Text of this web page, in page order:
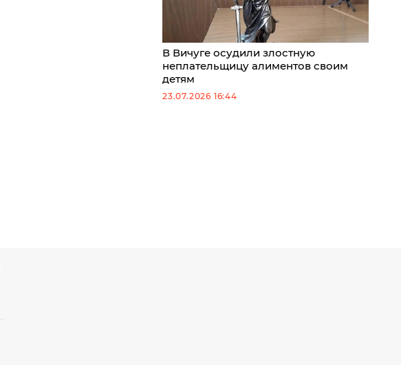
В Вичуге осудили злостную
неплательщицу алиментов своим
детям
23.07.2026 16:44